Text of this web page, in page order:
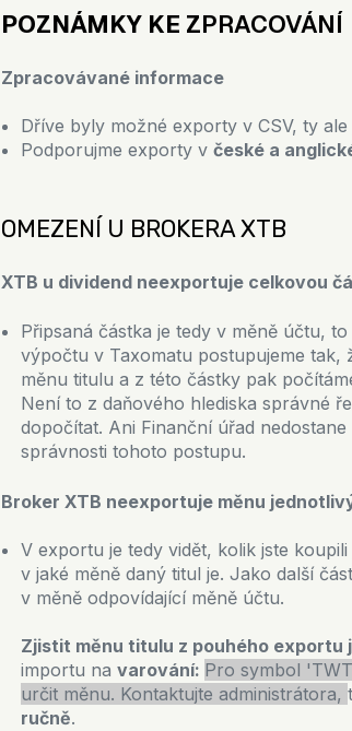
POZNÁMKY KE ZPRACOVÁNÍ
Zpracovávané informace
Dříve byly možné exporty v CSV, ty
Podporujme exporty v české a
OMEZENÍ U BROKERA XTB
XTB u dividend neexportuje celkovou
Připsaná částka je tedy v měně účtu,
výpočtu v Taxomatu postupujeme tak,
měnu titulu a z této částky pak
Není to z daňového hlediska správné
dopočítat. Ani Finanční úřad
správnosti tohoto postupu.
Broker XTB neexportuje měnu
V exportu je tedy vidět, kolik jste
v jaké měně daný titul je. Jako další
v měně odpovídající měně účtu.
Zjistit měnu titulu z pouhého exportu
importu na varování: Pro symbol
určit měnu. Kontaktujte administrátora,
ručně.